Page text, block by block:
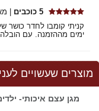
5 כוכבים |
ימים מההזמנה. עם
מוצרים שעשויים
מגן עצם איכותי-